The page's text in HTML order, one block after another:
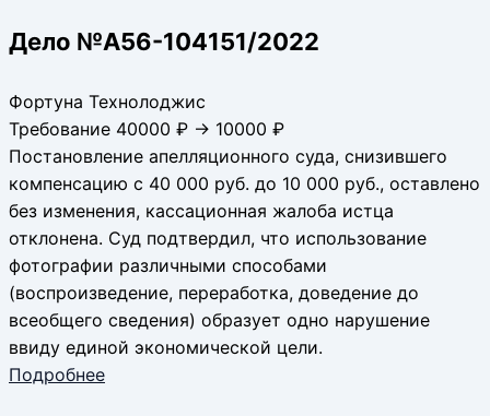
Дело №А56-104151/2022
Фортуна Технолоджис
Требование 40000 ₽ → 10000 ₽
Постановление апелляционного суда, снизившего
компенсацию с 40 000 руб. до 10 000 руб., оставлено
без изменения, кассационная жалоба истца
отклонена. Суд подтвердил, что использование
фотографии различными способами
(воспроизведение, переработка, доведение до
всеобщего сведения) образует одно нарушение
ввиду единой экономической цели.
Подробнее